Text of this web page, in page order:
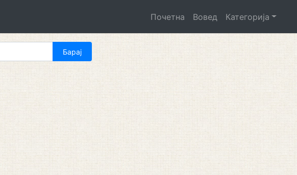
Почетна Вовед Категорија